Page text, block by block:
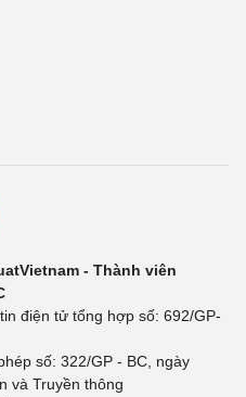
- Thành viên
điện tử tổng hợp số: 692/GP-
số: 322/GP - BC, ngày
và Truyền thông